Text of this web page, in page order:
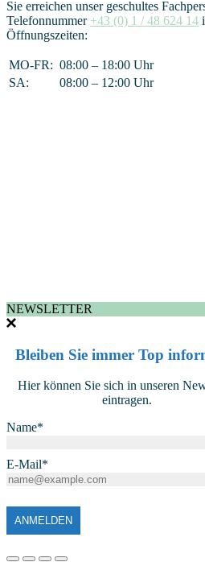
Sie erreichen unser geschultes
Telefonnummer +43 (0) 1 / 48 624 14
Öffnungszeiten:
MO-FR: 08:00 – 18:00 Uhr
SA:
08:00 – 12:00 Uhr
NEWSLETTER
Bleiben Sie immer Top
Hier können Sie sich in unseren
eintragen.
Name*
E-Mail*
ANMELDEN